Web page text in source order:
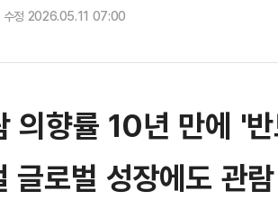
정 2026.05.11 07:00
의향률 10년 만에 '
글로벌 성장에도 관